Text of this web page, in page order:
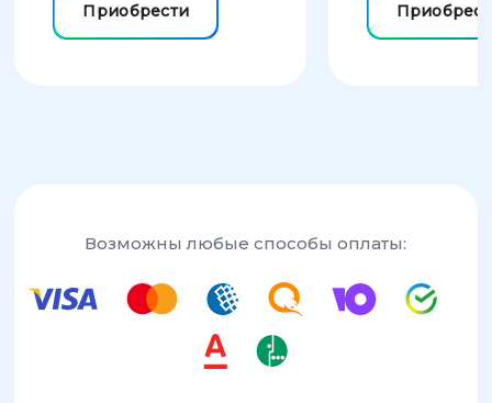
Приобрести
Возможны любые способы оплаты: